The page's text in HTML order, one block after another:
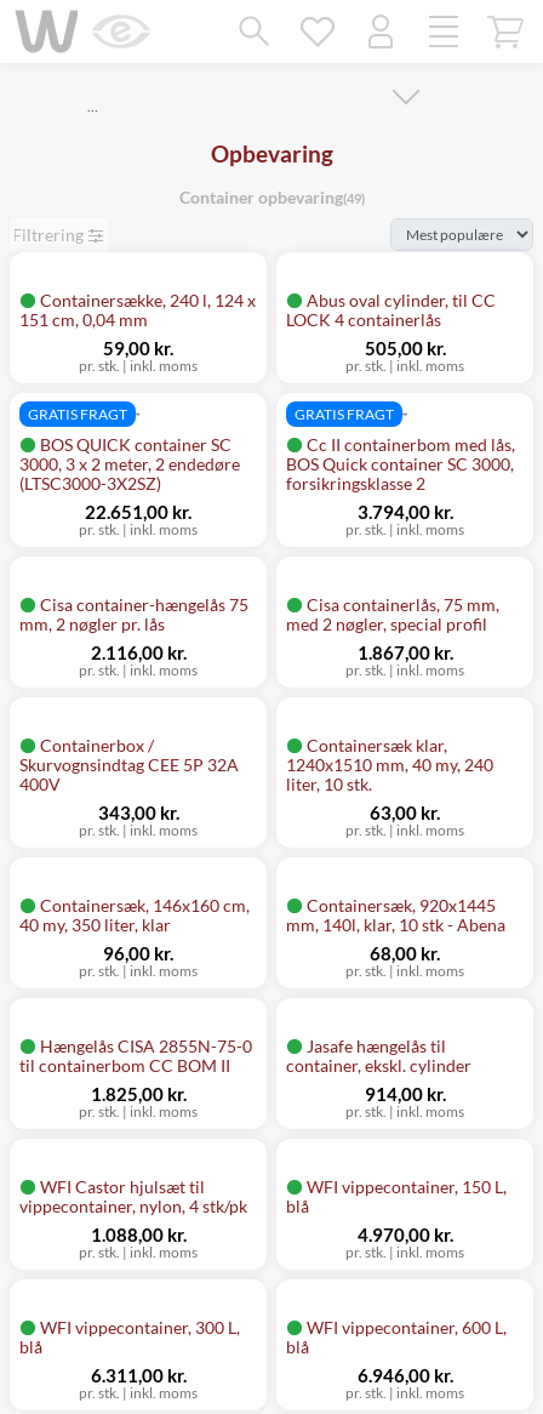
…
Opbevaring
Container opbevaring(49)
Filtrering
Containersække, 240 l, 124 x
151 cm, 0,04 mm
pr. stk. | inkl. moms
59,00 kr.
Abus oval cylinder, til CC
LOCK 4 containerlås
pr. stk. | inkl. moms
505,00 kr.
BOS QUICK container SC
3000, 3 x 2 meter, 2 endedøre
(LTSC3000-3X2SZ)
GRATIS FRAGT
pr. stk. | inkl. moms
22.651,00 kr.
Cc II containerbom med lås,
BOS Quick container SC 3000,
forsikringsklasse 2
GRATIS FRAGT
pr. stk. | inkl. moms
3.794,00 kr.
Cisa container-hængelås 75
mm, 2 nøgler pr. lås
pr. stk. | inkl. moms
2.116,00 kr.
Cisa containerlås, 75 mm,
med 2 nøgler, special profil
pr. stk. | inkl. moms
1.867,00 kr.
Containerbox /
Skurvognsindtag CEE 5P 32A
400V
pr. stk. | inkl. moms
343,00 kr.
Containersæk klar,
1240x1510 mm, 40 my, 240
liter, 10 stk.
pr. stk. | inkl. moms
63,00 kr.
Containersæk, 146x160 cm,
40 my, 350 liter, klar
pr. stk. | inkl. moms
96,00 kr.
Containersæk, 920x1445
mm, 140l, klar, 10 stk - Abena
pr. stk. | inkl. moms
68,00 kr.
Hængelås CISA 2855N-75-0
til containerbom CC BOM II
pr. stk. | inkl. moms
1.825,00 kr.
Jasafe hængelås til
container, ekskl. cylinder
pr. stk. | inkl. moms
914,00 kr.
WFI Castor hjulsæt til
vippecontainer, nylon, 4 stk/pk
pr. stk. | inkl. moms
1.088,00 kr.
WFI vippecontainer, 150 L,
blå
pr. stk. | inkl. moms
4.970,00 kr.
WFI vippecontainer, 300 L,
blå
pr. stk. | inkl. moms
6.311,00 kr.
WFI vippecontainer, 600 L,
blå
pr. stk. | inkl. moms
6.946,00 kr.
Mangler chatten?
Ret samtykke!